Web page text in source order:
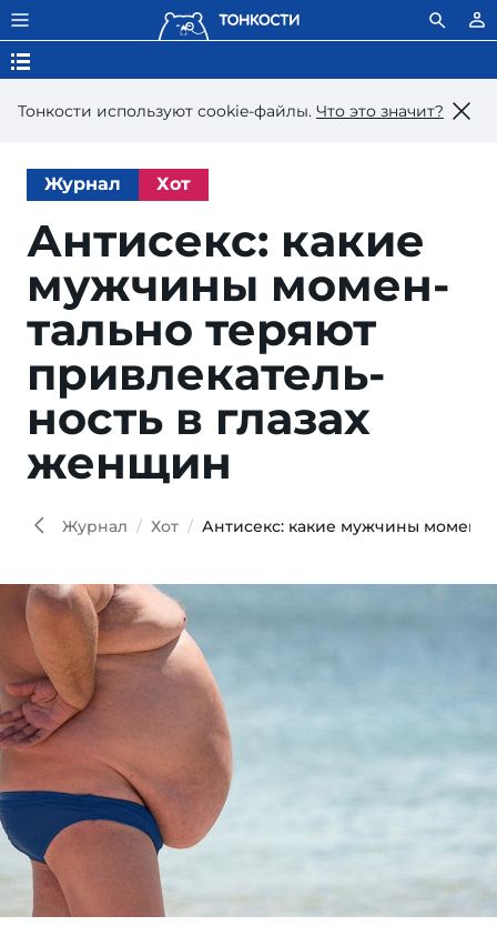
Тонкости используют сookie-файлы. Что это значит?
Журнал Хот
Антисекс: какие
муж­чи­ны мо­мен­
таль­но те­ря­ют
прив­ле­ка­тель­
ность в гла­зах
женщин
Журнал Хот Антисекс: какие мужчины